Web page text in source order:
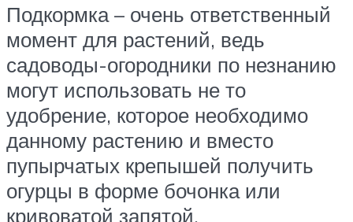
Подкормка – очень ответственный
момент для растений, ведь
садоводы-огородники по незнанию
могут использовать не то
удобрение, которое необходимо
данному растению и вместо
пупырчатых крепышей получить
огурцы в форме бочонка или
кривоватой запятой.